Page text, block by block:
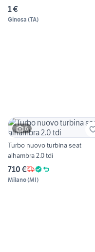
1 €
Ginosa (TA)
6
Turbo nuovo turbina seat
alhambra 2.0 tdi
710 €
Milano(MI)